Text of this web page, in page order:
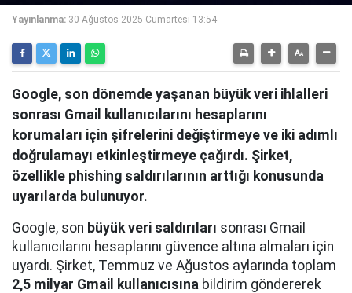
Yayınlanma: 30 Ağustos 2025 Cumartesi 13:54
Google, son dönemde yaşanan büyük veri ihlalleri
sonrası Gmail kullanıcılarını hesaplarını
korumaları için şifrelerini değiştirmeye ve iki adımlı
doğrulamayı etkinleştirmeye çağırdı. Şirket,
özellikle phishing saldırılarının arttığı konusunda
uyarılarda bulunuyor.
Google, son büyük veri saldırıları sonrası Gmail
kullanıcılarını hesaplarını güvence altına almaları için
uyardı. Şirket, Temmuz ve Ağustos aylarında toplam
2,5 milyar Gmail kullanıcısına bildirim göndererek